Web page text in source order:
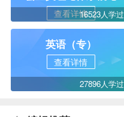
查看详情16523人学过
英语（专）
查看详情
27896人学过